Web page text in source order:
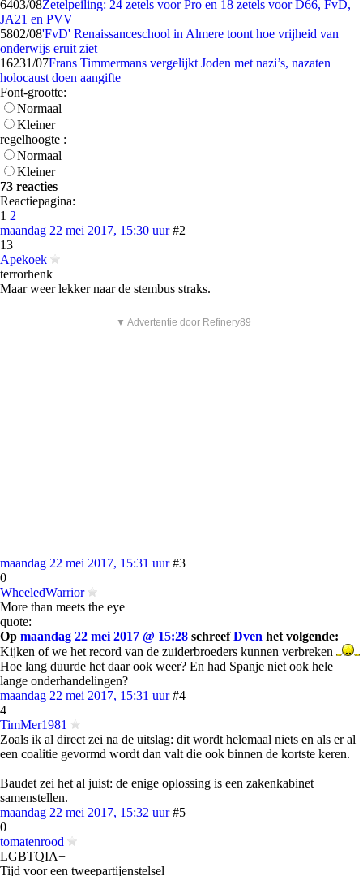
6403/08Zetelpeiling: 24 zetels voor Pro en 18 zetels voor D66, FvD,
JA21 en PVV
5802/08'FvD' Renaissanceschool in Almere toont hoe vrijheid van
onderwijs eruit ziet
16231/07Frans Timmermans vergelijkt Joden met nazi’s, nazaten
holocaust doen aangifte
Font-grootte:
Normaal
Kleiner
regelhoogte :
Normaal
Kleiner
73 reacties
Reactiepagina:
1 2
maandag 22 mei 2017, 15:30 uur #2
13
Apekoek
terrorhenk
Maar weer lekker naar de stembus straks.
▼ Advertentie door Refinery89
maandag 22 mei 2017, 15:31 uur #3
0
WheeledWarrior
More than meets the eye
quote:
Op maandag 22 mei 2017 @ 15:28 schreefDven het volgende:
Kijken of we het record van de zuiderbroeders kunnen verbreken
Hoe lang duurde het daar ook weer? En had Spanje niet ook hele
lange onderhandelingen?
maandag 22 mei 2017, 15:31 uur #4
4
TimMer1981
Zoals ik al direct zei na de uitslag: dit wordt helemaal niets en als er al
een coalitie gevormd wordt dan valt die ook binnen de kortste keren.
Baudet zei het al juist: de enige oplossing is een zakenkabinet
samenstellen.
maandag 22 mei 2017, 15:32 uur #5
0
tomatenrood
LGBTQIA+
Tijd voor een tweepartijenstelsel